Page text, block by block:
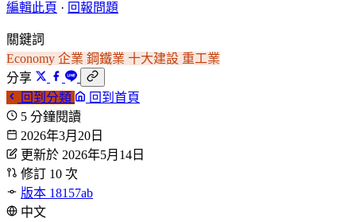
編輯此頁 · 回報問題
關鍵詞
Economy 企業 鋼鐵業 十大建設 重工業
分享
回到分類
回到首頁
5 分鐘閱讀
2026年3月20日
更新於 2026年5月14日
修訂 10 次
版本 18157ab
中文